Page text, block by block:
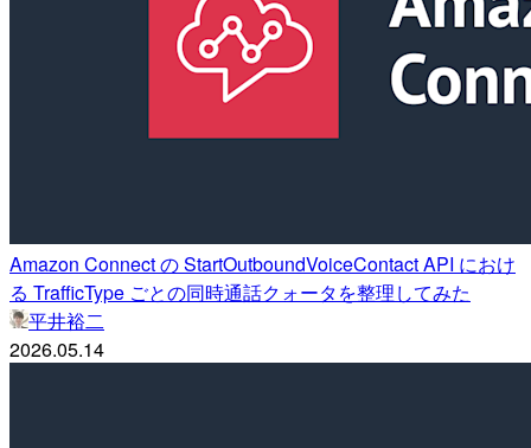
Amazon Connect の StartOutboundVoiceContact API におけ
る TrafficType ごとの同時通話クォータを整理してみた
平井裕二
2026.05.14